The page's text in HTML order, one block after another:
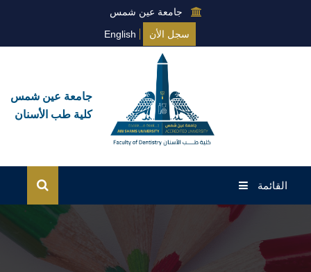
جامعة عين شمس
سجل الأن
English
جامعة عين شمس
كلية طب الأسنان
القائمة
الرئيسية